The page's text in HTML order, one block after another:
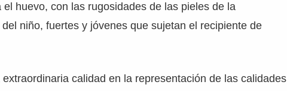
huevo, con las rugosidades de las pieles de la
niño, fuertes y jóvenes que sujetan el recipiente de
calidad en la representación de las calidades